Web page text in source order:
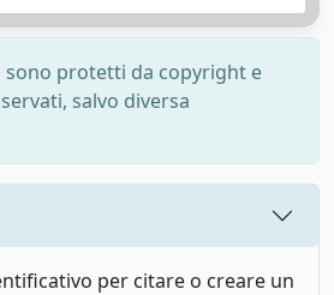
sono protetti da copyright e
salvo diversa
per citare o creare un